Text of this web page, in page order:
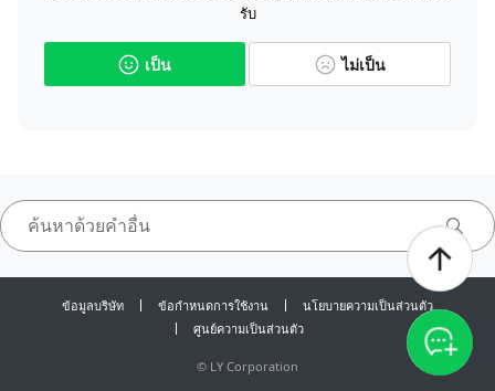
รับ
เป็น ไม่เป็น
ข้อมูลบริษัท ข้อกำหนดการใช้งาน
นโยบายความเป็นส่วนตัว
ศูนย์ความเป็นส่วนตัว
© LY Corporation